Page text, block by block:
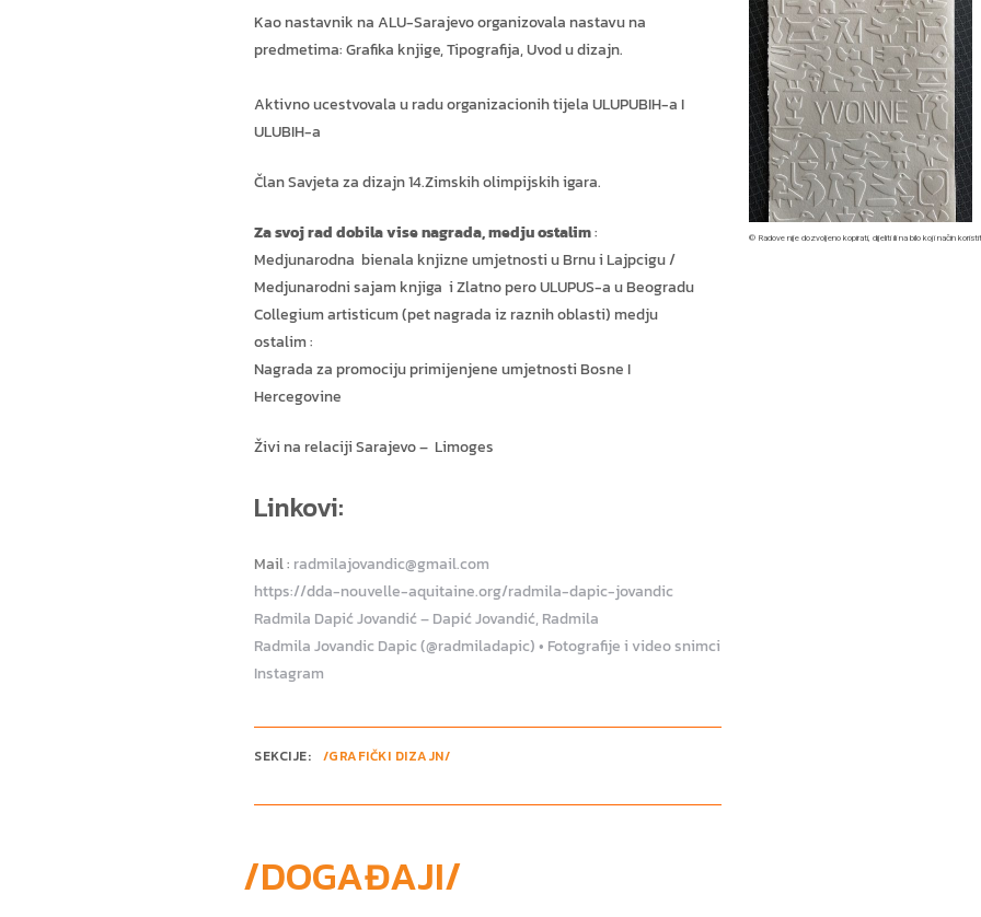
Kao nastavnik na ALU-Sarajevo organizovala nastavu na
predmetima: Grafika knjige, Tipografija, Uvod u dizajn.
Aktivno ucestvovala u radu organizacionih tijela ULUPUBIH-a I
ULUBIH-a
Član Savjeta za dizajn 14.Zimskih olimpijskih igara.
Za svoj rad dobila vise nagrada, medju ostalim:
Medjunarodna bienala knjizne umjetnosti u Brnu i Lajpcigu /
Medjunarodni sajam knjiga i Zlatno pero ULUPUS-a u Beogradu
Collegium artisticum (pet nagrada iz raznih oblasti) medju
ostalim :
Nagrada za promociju primijenjene umjetnosti Bosne I
Hercegovine
Živi na relaciji Sarajevo – Limoges
Linkovi:
Mail : radmilajovandic@gmail.com
https://dda-nouvelle-aquitaine.org/radmila-dapic-jovandic
Radmila Dapić Jovandić – Dapić Jovandić, Radmila
Radmila Jovandic Dapic (@radmiladapic) • Fotografije i video snimci
Instagram
SEKCIJE: /GRAFIČKI DIZAJN/
© Radove nije dozvoljeno kopirati, dijeliti ili na bilo koji način
/DOGAĐAJI/